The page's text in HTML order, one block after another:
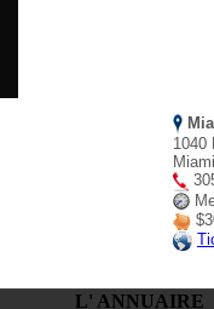
1040
L' ANNUAIRE